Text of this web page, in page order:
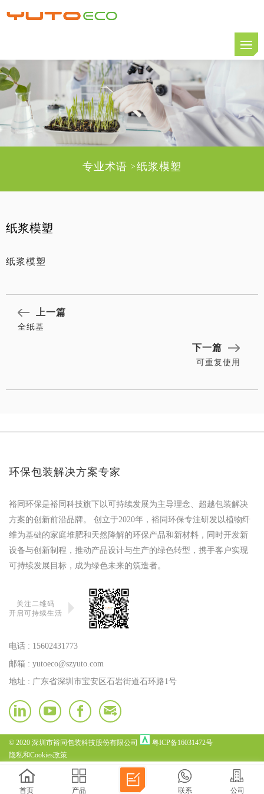
专业术语 > 纸浆模塑
纸浆模塑
纸浆模塑
上一篇
全纸基
下一篇
可重复使用
环保包装解决方案专家
裕同环保是裕同科技旗下以可持续发展为主导理念、超越包装解决
方案的创新前沿品牌。 创立于2020年，裕同环保专注研发以植物纤
维为基础的家庭堆肥和天然降解的环保产品和新材料，同时开发新
设备与创新制程，推动产品设计与生产的绿色转型，携手客户实现
可持续发展目标，成为绿色未来的筑造者。
关注二维码
开启可持续生活
电话 : 15602431773
邮箱 : yutoeco@szyuto.com
地址 : 广东省深圳市宝安区石岩街道石环路1号
© 2020 深圳市裕同包装科技股份有限公司
粤ICP备16031472号
隐私和Cookies政策
首页 产品 公司
联系